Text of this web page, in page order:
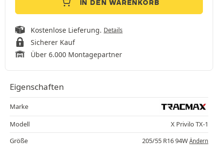
IN DEN WARENKORB
Kostenlose Lieferung. Details
Sicherer Kauf
Über 6.000 Montagepartner
Eigenschaften
Marke
Modell
X Privilo TX-1
Größe
205/55 R16 94W Ändern